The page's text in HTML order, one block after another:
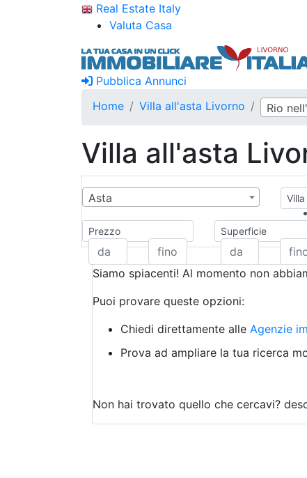
Real Estate Italy
Valuta Casa
Pubblica Annunci
Home
Villa all'asta Livorno Rio
Villa all'asta
Asta
Prezzo Superficie
Siamo spiacenti! Al momento non
Puoi provare queste opzioni:
Chiedi direttamente alle Agenzie
Prova ad ampliare la tua ricerca
Non hai trovato quello che cercavi?